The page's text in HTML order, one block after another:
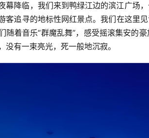
幕降临，我们来到鸭绿江边的滨江广场
客追寻的地标性网红景点。我们在这里
随着音乐“群魔乱舞”，感受摇滚集安的
没有一束亮光，死一般地沉寂。